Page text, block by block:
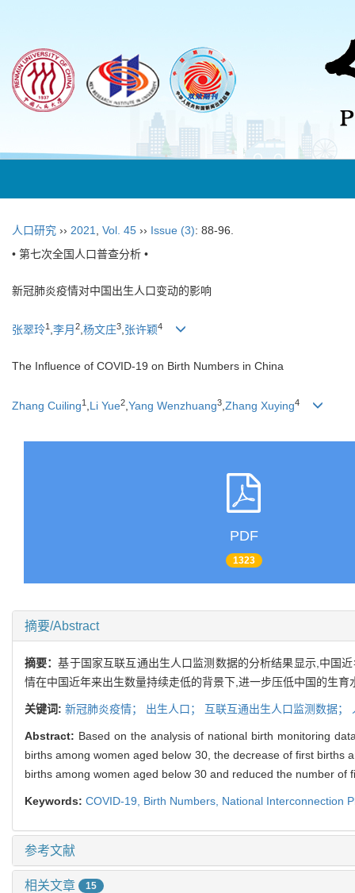
人口研究 ›› 2021 Vol. 45 ›› Issue (3): 88-96.
• 第七次全国人口普查分析 •
新冠肺炎疫情对中国出生人口变动的影响
张翠玲1 ,李月 2,杨文庄3,张许颖4
The Influence of COVID-19 on Birth Numbers in China
Zhang Cuiling1 Li Yue2 Yang Wenzhuang3 Zhang Xuying4
PDF
1323
摘要/Abstract
摘要：基于国家互联互通出生人口监测数据的分析结果显示,中国
情在中国近年来出生数量持续走低的背景下,进一步压低中国的生
关键词: 新冠肺炎疫情； 出生人口； 互联互通出生人口监测数据；
Abstract: Based on the analysis of national birth monitoring
births among women aged below 30, the decrease of first
births among women aged below 30 and reduced the number
Keywords: COVID-19, Birth Numbers, National Interconnection
参考文献
相关文章 15